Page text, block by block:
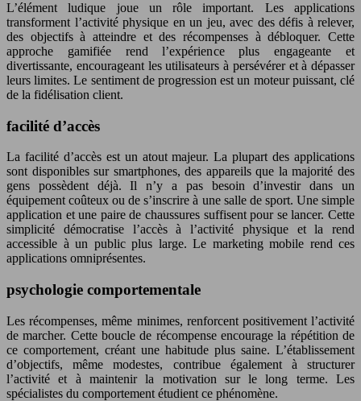
L’élément ludique joue un rôle important. Les applications
transforment l’activité physique en un jeu, avec des défis à relever,
des objectifs à atteindre et des récompenses à débloquer. Cette
approche gamifiée rend l’expérience plus engageante et
divertissante, encourageant les utilisateurs à persévérer et à dépasser
leurs limites. Le sentiment de progression est un moteur puissant, clé
de la fidélisation client.
facilité d’accès
La facilité d’accès est un atout majeur. La plupart des applications
sont disponibles sur smartphones, des appareils que la majorité des
gens possèdent déjà. Il n’y a pas besoin d’investir dans un
équipement coûteux ou de s’inscrire à une salle de sport. Une simple
application et une paire de chaussures suffisent pour se lancer. Cette
simplicité démocratise l’accès à l’activité physique et la rend
accessible à un public plus large. Le marketing mobile rend ces
applications omniprésentes.
psychologie comportementale
Les récompenses, même minimes, renforcent positivement l’activité
de marcher. Cette boucle de récompense encourage la répétition de
ce comportement, créant une habitude plus saine. L’établissement
d’objectifs, même modestes, contribue également à structurer
l’activité et à maintenir la motivation sur le long terme. Les
spécialistes du comportement étudient ce phénomène.